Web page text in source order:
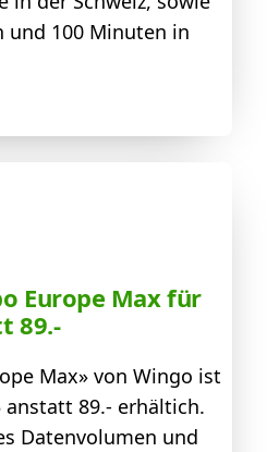
und 100 Minuten in
Europe Max für
89.-
Max» von Wingo ist
anstatt 89.- erhältich.
Datenvolumen und